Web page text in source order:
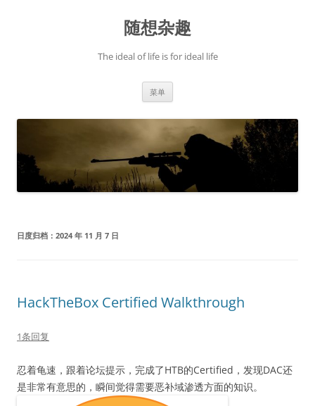
随想杂趣
The ideal of life is for ideal life
菜单
日度归档： 2024 年 11 月 7 日
HackTheBox Certified Walkthrough
1条回复
忍着龟速，跟着论坛提示，完成了HTB的Certified，发现DAC还
是非常有意思的，瞬间觉得需要恶补域渗透方面的知识。